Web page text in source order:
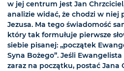
w jej centrum jest Jan
analizie widać, że chodzi w niej
Jezusa. Ma tego świadomość
który tak formułuje pierwsze
siebie pisanej: „początek
Syna Bożego”. Jeśli
zaraz na początku, postać Jana